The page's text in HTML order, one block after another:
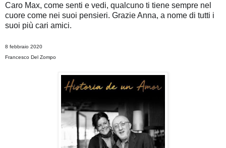
Caro Max, come senti e vedi, qualcuno ti tiene sempre nel
cuore come nei suoi pensieri. Grazie Anna, a nome di tutti i
suoi più cari amici.
8 febbraio 2020
Francesco Del Zompo